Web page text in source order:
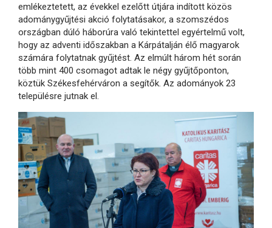
emlékeztetett, az évekkel ezelőtt útjára indított közös
adománygyűjtési akció folytatásakor, a szomszédos
országban dúló háborúra való tekintettel egyértelmű volt,
hogy az adventi időszakban a Kárpátalján élő magyarok
számára folytatnak gyűjtést. Az elmúlt három hét során
több mint 400 csomagot adtak le négy gyűjtőponton,
köztük Székesfehérváron a segítők. Az adományok 23
településre jutnak el.